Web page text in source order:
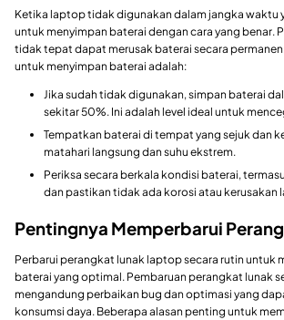
Ketika laptop tidak digunakan dalam jangka waktu
untuk menyimpan baterai dengan cara yang benar.
tidak tepat dapat merusak baterai secara
untuk menyimpan baterai adalah:
Jika sudah tidak digunakan, simpan baterai
sekitar 50%. Ini adalah level ideal untuk
Tempatkan baterai di tempat yang sejuk dan
matahari langsung dan suhu ekstrem.
Periksa secara berkala kondisi baterai,
dan pastikan tidak ada korosi atau kerusakan
Pentingnya Memperbarui
Perbarui perangkat lunak laptop secara rutin untuk
baterai yang optimal. Pembaruan perangkat lunak
mengandung perbaikan bug dan optimasi yang
konsumsi daya. Beberapa alasan penting untuk